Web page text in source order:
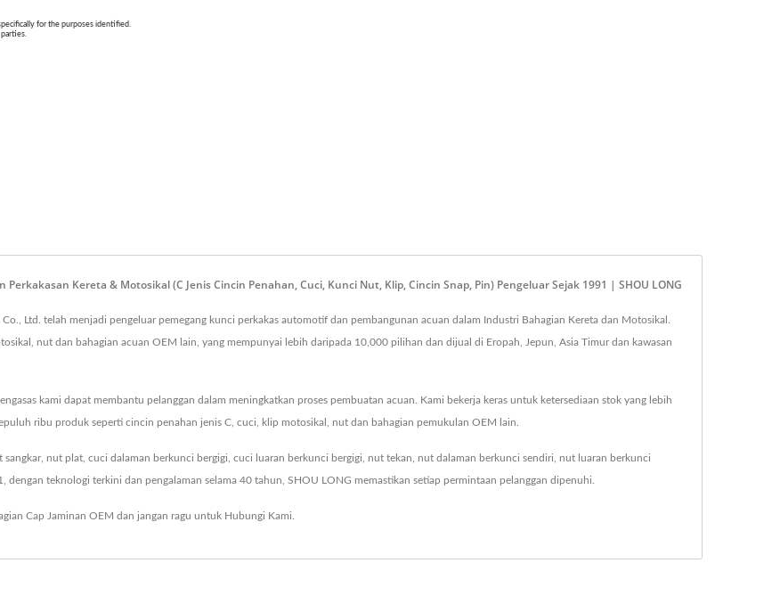
Kereta & Motosikal (C Jenis Cincin Penahan, Cuci, Kunci Nut, Klip, Cincin Snap, Pin) Pengeluar Sejak 1991 | SHOU LONG
Ltd. telah menjadi pengeluar pemegang kunci perkakas automotif dan pembangunan acuan dalam Industri Bahagian Kereta dan Motosikal.
nut dan bahagian acuan OEM lain, yang mempunyai lebih daripada 10,000 pilihan dan dijual di Eropah, Jepun, Asia Timur dan kawasan
kami dapat membantu pelanggan dalam meningkatkan proses pembuatan acuan. Kami bekerja keras untuk ketersediaan stok yang lebih
ribu produk seperti cincin penahan jenis C, cuci, klip motosikal, nut dan bahagian pemukulan OEM lain.
nut plat, cuci dalaman berkunci bergigi, cuci luaran berkunci bergigi, nut tekan, nut dalaman berkunci sendiri, nut luaran berkunci
teknologi terkini dan pengalaman selama 40 tahun, SHOU LONG memastikan setiap permintaan pelanggan dipenuhi.
Cap Jaminan OEM dan jangan ragu untuk Hubungi Kami